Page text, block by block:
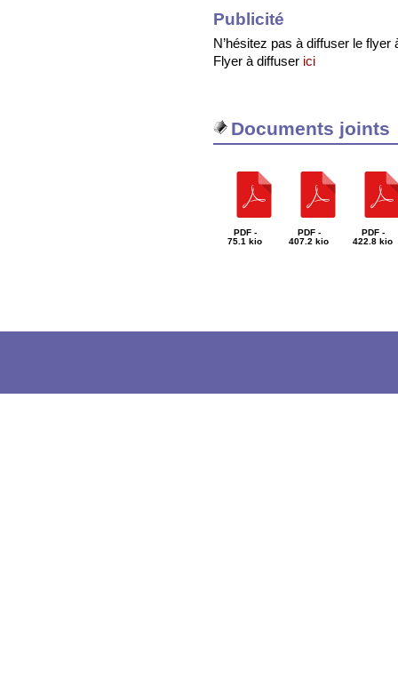
Publicité
N’hésitez pas à diffuser le
Flyer à diffuser ici
Documents joints
PDF -
75.1 kio
PDF -
407.2 kio
PDF -
422.8 kio